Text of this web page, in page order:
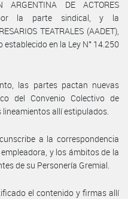
DE ACTORES
por la parte sindical, y la
TEATRALES (AADET),
en la Ley N° 14.250
las partes pactan nuevas
del Convenio Colectivo de
allí estipulados.
a la correspondencia
y los ámbitos de la
de su Personería Gremial.
el contenido y firmas allí